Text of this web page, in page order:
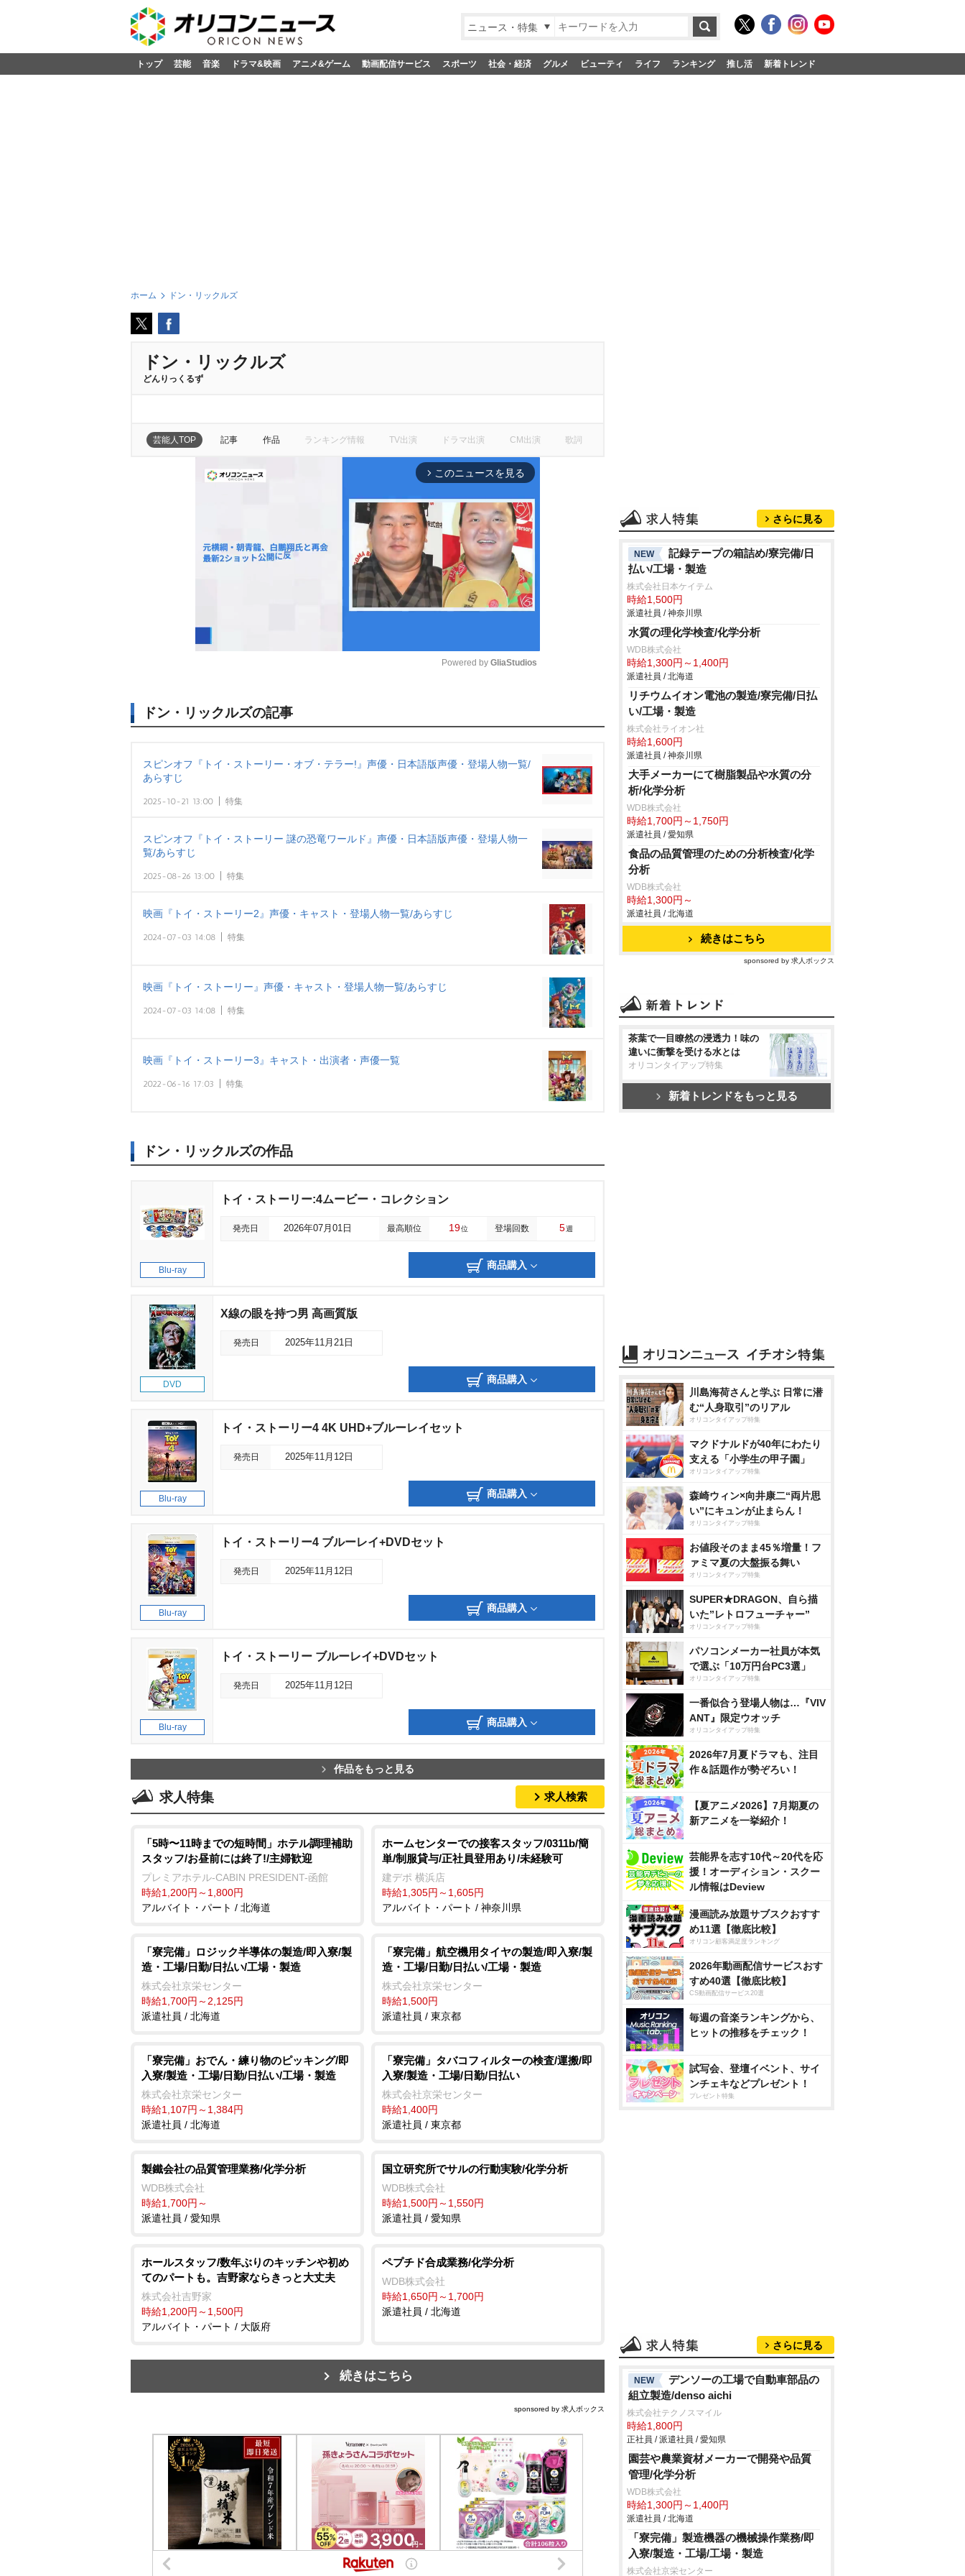
ニュース・特集
トップ 芸能 音楽 ドラマ&映画 アニメ&ゲーム 動画配信サービス スポーツ 社会・経済 グルメ ビューティ ライフ ランキング 推し活 新着トレンド
ホーム ドン・リックルズ
ドン・リックルズ
どんりっくるず
芸能人TOP 記事 作品 ランキング情報 TV出演 ドラマ出演 CM出演 歌詞
arrow_forward_ios このニュースを見る
u
e
Powered by GliaStudios
ドン・リックルズの記事
スピンオフ『トイ・ストーリー・オブ・テラー!』声優・日本語版声優・登場人物一覧/
あらすじ
2025-10-21 13:00 特集
スピンオフ『トイ・ストーリー 謎の恐竜ワールド』声優・日本語版声優・登場人物一
覧/あらすじ
2025-08-26 13:00 特集
映画『トイ・ストーリー2』声優・キャスト・登場人物一覧/あらすじ
2024-07-03 14:08 特集
映画『トイ・ストーリー』声優・キャスト・登場人物一覧/あらすじ
2024-07-03 14:08 特集
映画『トイ・ストーリー3』キャスト・出演者・声優一覧
2022-06-16 17:03 特集
ドン・リックルズの作品
Blu-ray
トイ・ストーリー:4ムービー・コレクション
発売日 2026年07月01日 最高順位 19位 登場回数 5週
商品購入
DVD
X線の眼を持つ男 高画質版
発売日 2025年11月21日
商品購入
Blu-ray
トイ・ストーリー4 4K UHD+ブルーレイセット
発売日 2025年11月12日
商品購入
Blu-ray
トイ・ストーリー4 ブルーレイ+DVDセット
発売日 2025年11月12日
商品購入
Blu-ray
トイ・ストーリー ブルーレイ+DVDセット
発売日 2025年11月12日
商品購入
作品をもっと見る
求人特集 求人検索
「5時〜11時までの短時間」ホテル調理補助
スタッフ/お昼前には終了!/主婦歓迎
プレミアホテル-CABIN PRESIDENT-函館
時給1,200円～1,800円
アルバイト・パート / 北海道
ホームセンターでの接客スタッフ/0311b/簡
単/制服貸与/正社員登用あり/未経験可
建デポ 横浜店
時給1,305円～1,605円
アルバイト・パート / 神奈川県
「寮完備」ロジック半導体の製造/即入寮/製
造・工場/日勤/日払い/工場・製造
株式会社京栄センター
時給1,700円～2,125円
派遣社員 / 北海道
「寮完備」航空機用タイヤの製造/即入寮/製
造・工場/日勤/日払い/工場・製造
株式会社京栄センター
時給1,500円
派遣社員 / 東京都
「寮完備」おでん・練り物のピッキング/即
入寮/製造・工場/日勤/日払い/工場・製造
株式会社京栄センター
時給1,107円～1,384円
派遣社員 / 北海道
「寮完備」タバコフィルターの検査/運搬/即
入寮/製造・工場/日勤/日払い
株式会社京栄センター
時給1,400円
派遣社員 / 東京都
製鐵会社の品質管理業務/化学分析
WDB株式会社
時給1,700円～
派遣社員 / 愛知県
国立研究所でサルの行動実験/化学分析
WDB株式会社
時給1,500円～1,550円
派遣社員 / 愛知県
ホールスタッフ/数年ぶりのキッチンや初め
てのパートも。吉野家ならきっと大丈夫
株式会社吉野家
時給1,200円～1,500円
アルバイト・パート / 大阪府
ペプチド合成業務/化学分析
WDB株式会社
時給1,650円～1,700円
派遣社員 / 北海道
続きはこちら
sponsored by 求人ボックス
さらに見る
NEW
記録テープの箱詰め/寮完備/日
払い/工場・製造
株式会社日本ケイテム
時給1,500円
派遣社員 / 神奈川県
水質の理化学検査/化学分析
WDB株式会社
時給1,300円～1,400円
派遣社員 / 北海道
リチウムイオン電池の製造/寮完備/日払
い/工場・製造
株式会社ライオン社
時給1,600円
派遣社員 / 神奈川県
大手メーカーにて樹脂製品や水質の分
析/化学分析
WDB株式会社
時給1,700円～1,750円
派遣社員 / 愛知県
食品の品質管理のための分析検査/化学
分析
WDB株式会社
時給1,300円～
派遣社員 / 北海道
続きはこちら
sponsored by 求人ボックス
茶葉で一目瞭然の浸透力！味の
違いに衝撃を受ける水とは
オリコンタイアップ特集
新着トレンドをもっと見る
川島海荷さんと学ぶ 日常に潜
む“人身取引”のリアル
オリコンタイアップ特集
マクドナルドが40年にわたり
支える「小学生の甲子園」
オリコンタイアップ特集
森崎ウィン×向井康二“両片思
い”にキュンが止まらん！
オリコンタイアップ特集
お値段そのまま45％増量！フ
ァミマ夏の大盤振る舞い
オリコンタイアップ特集
SUPER★DRAGON、自ら描
いた”レトロフューチャー”
オリコンタイアップ特集
パソコンメーカー社員が本気
で選ぶ「10万円台PC3選」
オリコンタイアップ特集
一番似合う登場人物は…『VIV
ANT』限定ウオッチ
オリコンタイアップ特集
2026年7月夏ドラマも、注目
作＆話題作が勢ぞろい！
【夏アニメ2026】7月期夏の
新アニメを一挙紹介！
芸能界を志す10代～20代を応
援！オーディション・スクー
ル情報はDeview
漫画読み放題サブスクおすす
め11選【徹底比較】
オリコン顧客満足度ランキング
2026年動画配信サービスおす
すめ40選【徹底比較】
CS動画配信サービス20選
毎週の音楽ランキングから、
ヒットの推移をチェック！
試写会、登壇イベント、サイ
ンチェキなどプレゼント！
プレゼント特集
さらに見る
NEW
デンソーの工場で自動車部品の
組立製造/denso aichi
株式会社テクノスマイル
時給1,800円
正社員 / 派遣社員 / 愛知県
園芸や農業資材メーカーで開発や品質
管理/化学分析
WDB株式会社
時給1,300円～1,400円
派遣社員 / 北海道
「寮完備」製造機器の機械操作業務/即
入寮/製造・工場/工場・製造
株式会社京栄センター